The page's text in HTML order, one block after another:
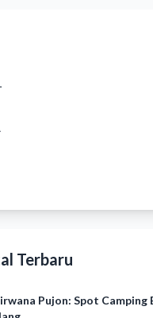
Terbaru
Pujon: Spot Camping